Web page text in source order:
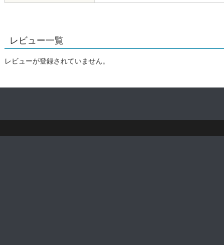
レビュー一覧
レビューが登録されていません。